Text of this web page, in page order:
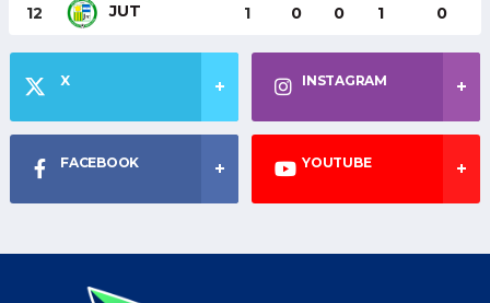
12 JUT 1 0 0 1 0
X INSTAGRAM
FACEBOOK YOUTUBE